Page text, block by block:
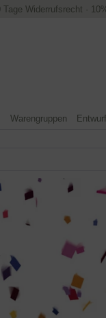
Tage Widerrufsrecht ·
Warengruppen